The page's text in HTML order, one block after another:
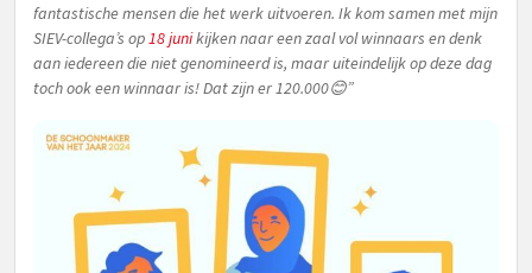
fantastische mensen die het werk uitvoeren. Ik kom samen met mijn
SIEV-collega’s op18 junikijken naar een zaal vol winnaars en denk
aan iedereen die niet genomineerd is, maar uiteindelijk op deze dag
toch ook een winnaar is! Dat zijn er 120.000😊”